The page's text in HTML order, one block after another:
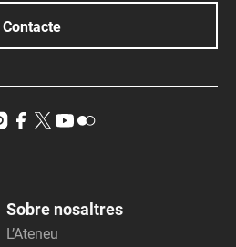
Contacte
Sobre nosaltres
L’Ateneu